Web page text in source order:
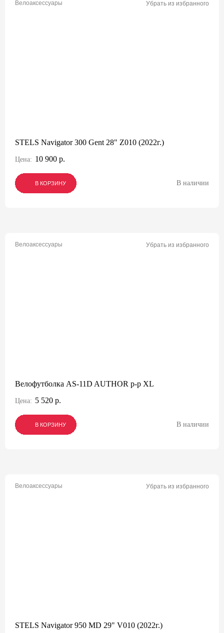
Велоаксессуары Убрать из избранного
STELS Navigator 300 Gent 28" Z010 (2022г.)
Цена: 10 900 р.
В КОРЗИНУ
В КОРЗИНУ
В КОРЗИНУ В наличии
Велоаксессуары Убрать из избранного
Велофутболка AS-11D AUTHOR р-р XL
Цена: 5 520 р.
В КОРЗИНУ
В КОРЗИНУ
В КОРЗИНУ В наличии
Велоаксессуары Убрать из избранного
STELS Navigator 950 MD 29" V010 (2022г.)